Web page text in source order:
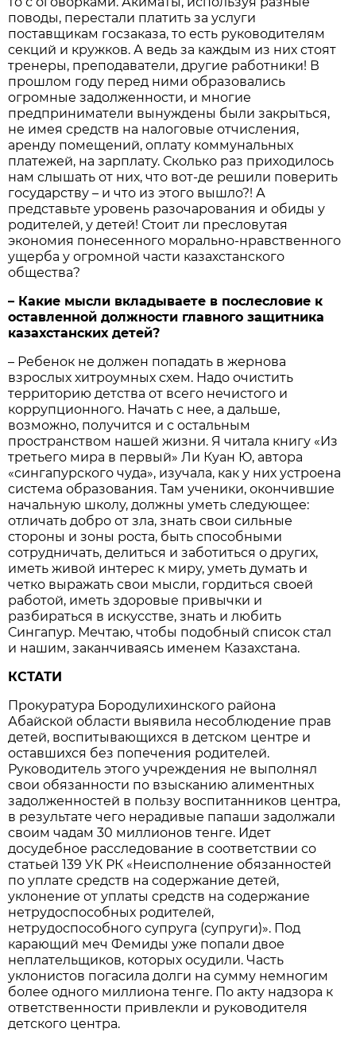
поводы, перестали платить за услуги
поставщикам госзаказа, то есть руководителям
секций и кружков. А ведь за каждым из них стоят
тренеры, преподаватели, другие работники! В
прошлом году перед ними образовались
огромные задолженности, и многие
предприниматели вынуждены были закрыться,
не имея средств на налоговые отчисления,
аренду помещений, оплату коммунальных
платежей, на зарплату. Сколько раз приходилось
нам слышать от них, что вот-де решили поверить
государству – и что из этого вышло?! А
представьте уровень разочарования и обиды у
родителей, у детей! Стоит ли пресловутая
экономия понесенного морально-нравственного
ущерба у огромной части казахстанского
общества?
– Какие мысли вкладываете в послесловие к
оставленной должности главного защитника
казахстанских детей?
– Ребенок не должен попадать в жернова
взрослых хитроумных схем. Надо очистить
территорию детства от всего нечистого и
коррупционного. Начать с нее, а дальше,
возможно, получится и с остальным
пространством нашей жизни. Я читала книгу «Из
третьего мира в первый» Ли Куан Ю, автора
«сингапурского чуда», изучала, как у них устроена
система образования. Там ученики, окончившие
начальную школу, должны уметь следующее:
отличать добро от зла, знать свои сильные
стороны и зоны роста, быть способными
сотрудничать, делиться и заботиться о других,
иметь живой интерес к миру, уметь думать и
четко выражать свои мысли, гордиться своей
работой, иметь здоровые привычки и
разбираться в искусстве, знать и любить
Сингапур. Мечтаю, чтобы подобный список стал
и нашим, заканчиваясь именем Казахстана.
КСТАТИ
Прокуратура Бородулихинского района
Абайской области выявила несоблюдение прав
детей, воспитывающихся в детском центре и
оставшихся без попечения родителей.
Руководитель этого учреждения не выполнял
свои обязанности по взысканию алиментных
задолженностей в пользу воспитанников центра,
в результате чего нерадивые папаши задолжали
своим чадам 30 миллионов тенге. Идет
досудебное расследование в соответствии со
статьей 139 УК РК «Неисполнение обязанностей
по уплате средств на содержание детей,
уклонение от уплаты средств на содержание
нетрудоспособных родителей,
нетрудоспособного супруга (супруги)». Под
карающий меч Фемиды уже попали двое
неплательщиков, которых осудили. Часть
уклонистов погасила долги на сумму немногим
более одного миллиона тенге. По акту надзора к
ответственности привлекли и руководителя
детского центра.